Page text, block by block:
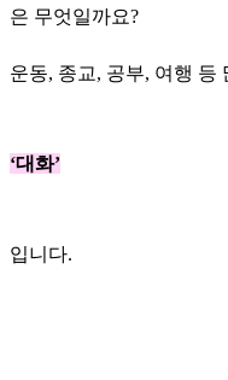
은 무엇일까요?
운동, 종교, 공부, 여행 등
‘대화’
입니다.